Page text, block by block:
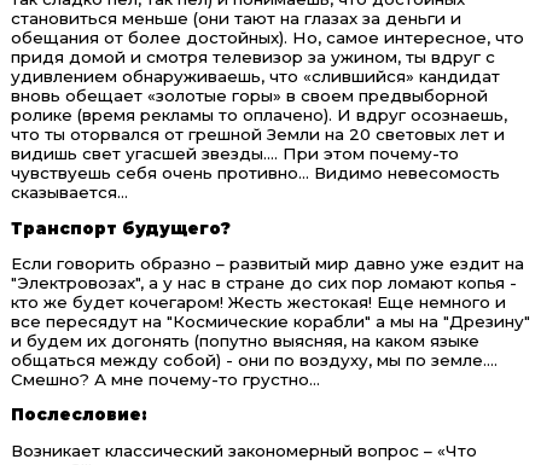
становиться меньше (они тают на глазах за деньги и
обещания от более достойных). Но, самое интересное, что
придя домой и смотря телевизор за ужином, ты вдруг с
удивлением обнаруживаешь, что «слившийся» кандидат
вновь обещает «золотые горы» в своем предвыборной
ролике (время рекламы то оплачено). И вдруг осознаешь,
что ты оторвался от грешной Земли на 20 световых лет и
видишь свет угасшей звезды.… При этом почему-то
чувствуешь себя очень противно… Видимо невесомость
сказывается…
Транспорт будущего?
Если говорить образно – развитый мир давно уже ездит на
"Электровозах", а у нас в стране до сих пор ломают копья -
кто же будет кочегаром! Жесть жестокая! Еще немного и
все пересядут на "Космические корабли" а мы на "Дрезину"
и будем их догонять (попутно выясняя, на каком языке
общаться между собой) - они по воздуху, мы по земле....
Смешно? А мне почему-то грустно...
Послесловие:
Возникает классический закономерный вопрос – «Что